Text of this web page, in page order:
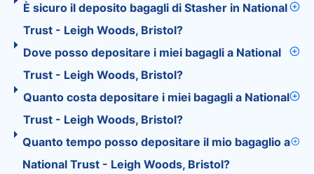
È sicuro il deposito bagagli di Stasher in National
Trust - Leigh Woods, Bristol?
Dove posso depositare i miei bagagli a National
Trust - Leigh Woods, Bristol?
Quanto costa depositare i miei bagagli a National
Trust - Leigh Woods, Bristol?
Quanto tempo posso depositare il mio bagaglio a
National Trust - Leigh Woods, Bristol?